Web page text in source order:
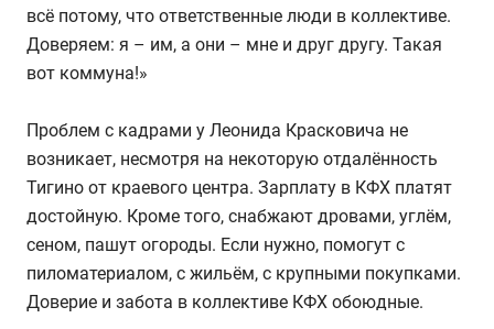
всё потому, что ответственные люди в коллективе.
Доверяем: я – им, а они – мне и друг другу. Такая
вот коммуна!»
Проблем с кадрами у Леонида Красковича не
возникает, несмотря на некоторую отдалённость
Тигино от краевого центра. Зарплату в КФХ платят
достойную. Кроме того, снабжают дровами, углём,
сеном, пашут огороды. Если нужно, помогут с
пиломатериалом, с жильём, с крупными покупками.
Доверие и забота в коллективе КФХ обоюдные.